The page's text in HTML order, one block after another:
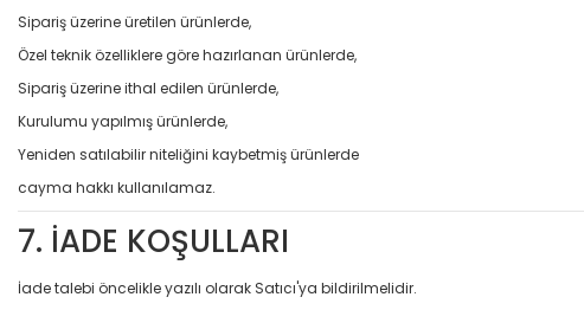
Sipariş üzerine üretilen ürünlerde,
Özel teknik özelliklere göre hazırlanan ürünlerde,
Sipariş üzerine ithal edilen ürünlerde,
Kurulumu yapılmış ürünlerde,
Yeniden satılabilir niteliğini kaybetmiş ürünlerde
cayma hakkı kullanılamaz.
7. İADE KOŞULLARI
İade talebi öncelikle yazılı olarak Satıcı'ya bildirilmelidir.